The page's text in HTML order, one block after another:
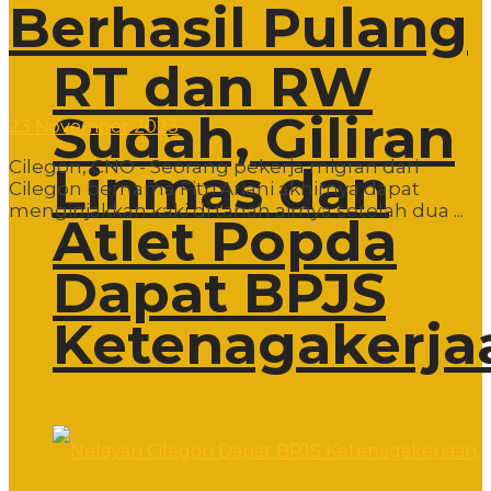
RT dan RW
Sudah, Giliran
Linmas dan
Atlet Popda
Dapat BPJS
Berhasil Pulang
23 November 2023
Cilegon, CNO - Seorang pekerja migran dari
Cilegon bernama Fitri Ariani akhirnya dapat
menginjakkan kaki di tanah airnya setelah dua ...